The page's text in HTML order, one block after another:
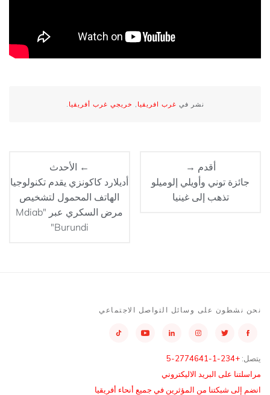
نشر في غرب افريقيا , خريجي غرب أفريقيا .
← الأحدث
أديلارد كاكونزي يقدم تكنولوجيا
الهاتف المحمول لتشخيص
مرض السكري عبر "Mdiab
Burundi"
أقدم →
جائزة توني وأويلي إلوميلو
تذهب إلى غينيا
نحن نشطون على وسائل التواصل الاجتماعي
يتصل: +234-1-2774641-5
مراسلتنا على البريد الاليكتروني
انضم إلى شبكتنا من المؤثرين في جميع أنحاء أفريقيا